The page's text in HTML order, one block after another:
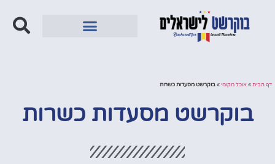
דף הבית»אוכל מקומי»בוקרשט מסעדות כשרות
בוקרשט מסעדות כשרות